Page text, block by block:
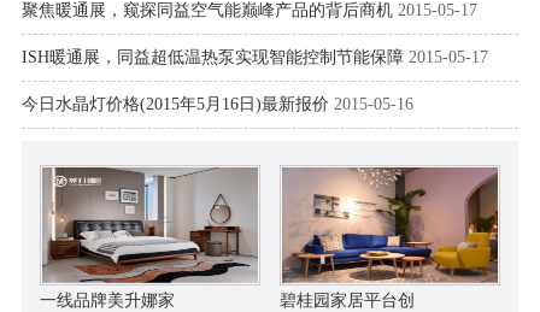
聚焦暖通展，窥探同益空气能巅峰产品的背后商机 2015-05-17
ISH暖通展，同益超低温热泵实现智能控制节能保障 2015-05-17
今日水晶灯价格(2015年5月16日)最新报价 2015-05-16
一线品牌美升娜家 碧桂园家居平台创